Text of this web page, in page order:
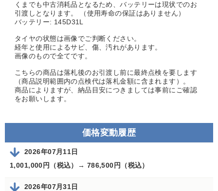
くまでも中古消耗品となるため、バッテリーは現状でのお
引渡しとなります。 （使用寿命の保証はありません）
バッテリー: 145D31L
タイヤの状態は画像でご判断ください。
経年と使用によるサビ、傷、汚れがあります。
画像のもので全てです。
こちらの商品は落札後のお引渡し前に最終点検を要します
（商品説明範囲内の点検代は落札金額に含まれます）。
商品によりますが、納品目安につきましては事前にご確認
をお願いします。
価格変動履歴
2026年07月11日
1,001,000円（税込）→ 786,500円（税込）
2026年07月31日